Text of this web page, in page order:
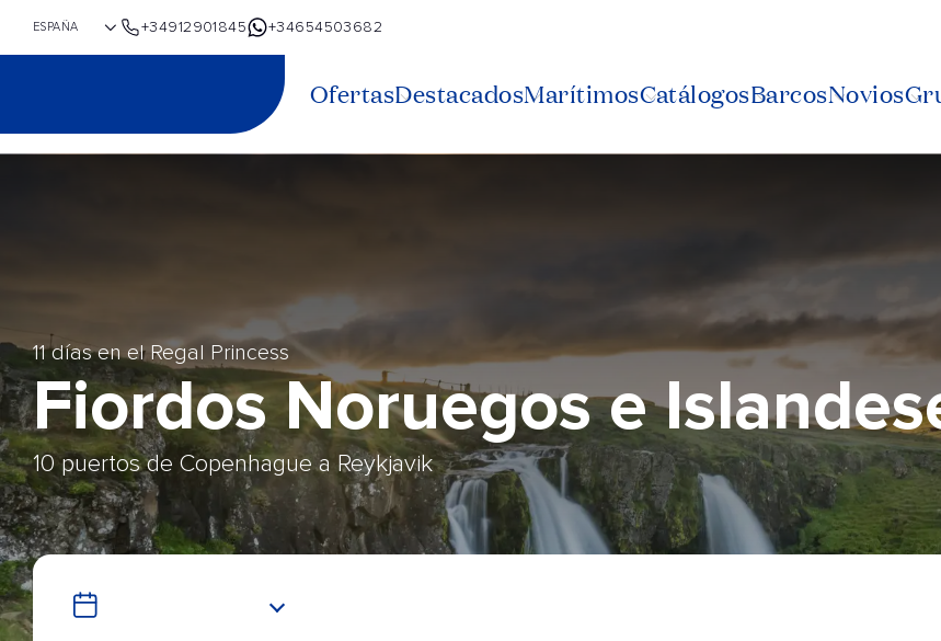
+34912901845 +34654503682
OfertasDestacadosMarítimosCatálogosBarcosNovios
11 días en el Regal Princess
Fiordos Noruegos e
10 puertos de Copenhague a Reykjavik